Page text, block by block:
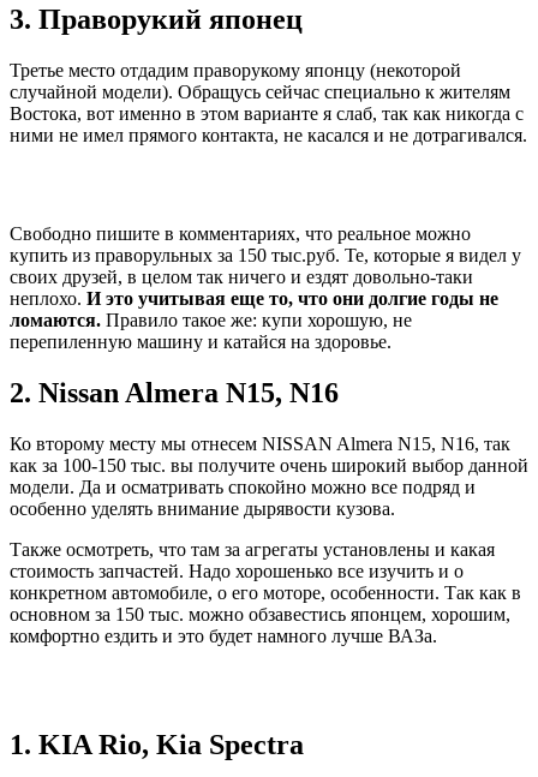
3. Праворукий японец
Третье место отдадим праворукому японцу (некоторой
случайной модели). Обращусь сейчас специально к жителям
Востока, вот именно в этом варианте я слаб, так как никогда с
ними не имел прямого контакта, не касался и не дотрагивался.
Свободно пишите в комментариях, что реальное можно
купить из праворульных за 150 тыс.руб. Те, которые я видел у
своих друзей, в целом так ничего и ездят довольно-таки
неплохо. И это учитывая еще то, что они долгие годы не
ломаются. Правило такое же: купи хорошую, не
перепиленную машину и катайся на здоровье.
2. Nissan Almera N15, N16
Ко второму месту мы отнесем NISSAN Almera N15, N16, так
как за 100-150 тыс. вы получите очень широкий выбор данной
модели. Да и осматривать спокойно можно все подряд и
особенно уделять внимание дырявости кузова.
Также осмотреть, что там за агрегаты установлены и какая
стоимость запчастей. Надо хорошенько все изучить и о
конкретном автомобиле, о его моторе, особенности. Так как в
основном за 150 тыс. можно обзавестись японцем, хорошим,
комфортно ездить и это будет намного лучше ВАЗа.
1. KIA Rio, Kia Spectra